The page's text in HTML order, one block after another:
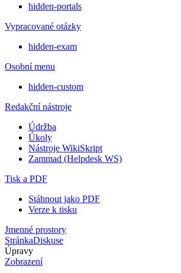
hidden-portals
Vypracované otázky
hidden-exam
Osobní menu
hidden-custom
Redakční nástroje
Údržba
Úkoly
Nástroje WikiSkript
Zammad (Helpdesk WS)
Tisk a PDF
Stáhnout jako PDF
Verze k tisku
Jmenné prostory
StránkaDiskuse
Úpravy
Zobrazení